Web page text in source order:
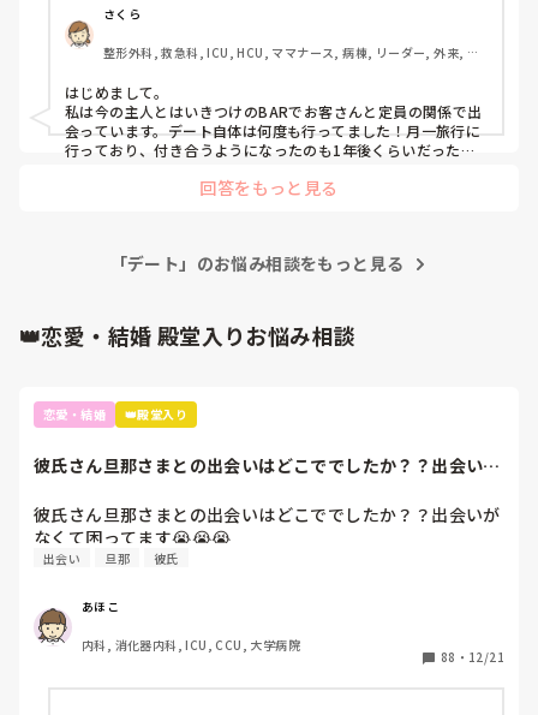
さくら
整形外科, 救急科, ICU, HCU, ママナース, 病棟, リーダー, 外来, 脳
はじめまして。
私は今の主人とはいきつけのBARでお客さんと定員の関係で出
会っています。デート自体は何度も行ってました！月一旅行に
行っており、付き合うようになったのも1年後くらいだったと
回答をもっと見る
「デート」のお悩み相談をもっと見る
👑恋愛・結婚 殿堂入りお悩み相談
恋愛・結婚 👑殿堂入り
彼氏さん旦那さまとの出会いはどこででしたか？？出会いが
彼氏さん旦那さまとの出会いはどこででしたか？？出会いが
なくて困ってます😭😭😭
出会い 旦那 彼氏
あほこ
内科, 消化器内科, ICU, CCU, 大学病院
88 ・ 12/21